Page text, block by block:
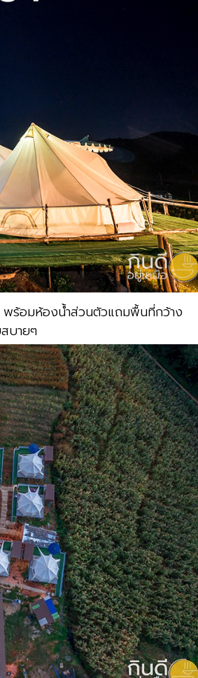
ร้อมห้องน้ำส่วนตัวแถมพื้นที่กว้าง
บายๆ